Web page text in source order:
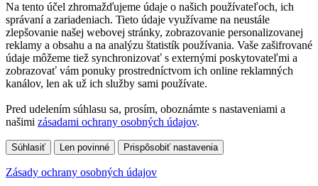
Na tento účel zhromažďujeme údaje o našich používateľoch, ich
správaní a zariadeniach. Tieto údaje využívame na neustále
zlepšovanie našej webovej stránky, zobrazovanie personalizovanej
reklamy a obsahu a na analýzu štatistík používania. Vaše zašifrované
údaje môžeme tiež synchronizovať s externými poskytovateľmi a
zobrazovať vám ponuky prostredníctvom ich online reklamných
kanálov, len ak už ich služby sami používate.
Pred udelením súhlasu sa, prosím, oboznámte s nastaveniami a
našimi zásadami ochrany osobných údajov.
Súhlasiť Len povinné Prispôsobiť nastavenia
Zásady ochrany osobných údajov